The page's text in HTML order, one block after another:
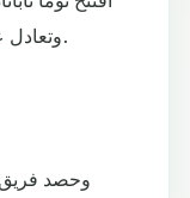
وتعادل علي البليهي للهلال في الدقيقة (90+10).